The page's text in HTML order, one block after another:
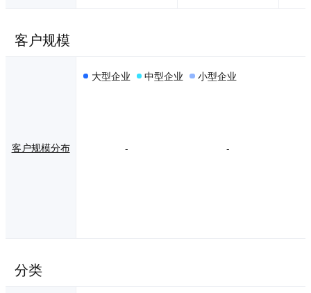
客户规模
客户规模分布
大型企业 中型企业 小型企业
- -
分类